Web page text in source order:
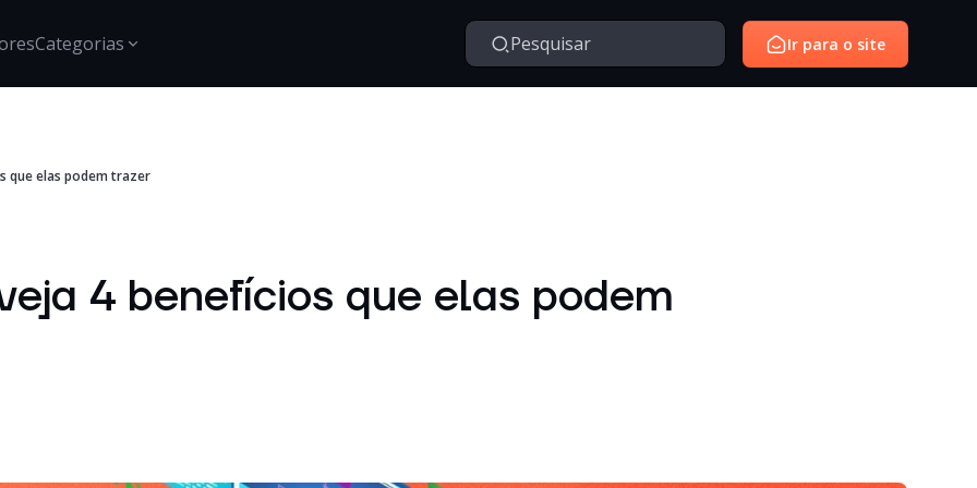
Categorias
Segurança
inovação e transformação digital no mercado
corporativo.
ambientes corporativos.
Ir para o site
que elas podem trazer
4 benefícios que elas podem